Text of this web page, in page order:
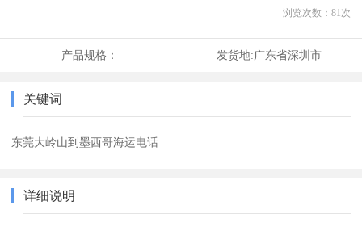
浏览次数： 81次
产品规格： 发货地:广东省深圳市
关键词
东莞大岭山到墨西哥海运电话
详细说明